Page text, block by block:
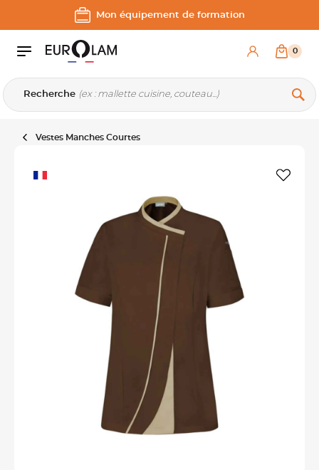
Aller au contenu
Aller à la navigation principale
Mon équipement de formation
Recherche
0
Vestes Manches Courtes